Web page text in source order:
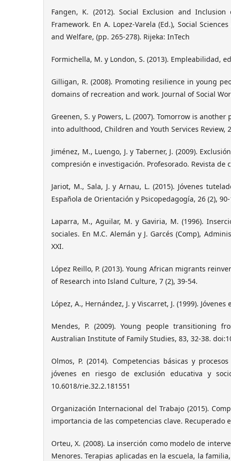
Fangen, K. (2012). Social Exclusion and
Framework. En A. Lopez-Varela (Ed.), Social
and Welfare, (pp. 265-278). Rijeka: InTech
Formichella, M. y London, S. (2013). Empleabilidad,
Gilligan, R. (2008). Promoting resilience in young
domains of recreation and work. Journal of Social
Greenen, S. y Powers, L. (2007). Tomorrow is
into adulthood, Children and Youth Services Review,
Jiménez, M., Luengo, J. y Taberner, J. (2009).
compresión e investigación. Profesorado. Revista
Jariot, M., Sala, J. y Arnau, L. (2015). Jóvenes
Española de Orientación y Psicopedagogía, 26 (2), 90-
Laparra, M., Aguilar, M. y Gaviria, M. (1996).
sociales. En M.C. Alemán y J. Garcés (Comp),
XXI.
López Reillo, P. (2013). Young African migrants
of Research into Island Culture, 7 (2), 39-54.
López, A., Hernández, J. y Viscarret, J. (1999).
Mendes, P. (2009). Young people transitioning
Australian Institute of Family Studies, 83, 32-38.
Olmos, P. (2014). Competencias básicas y
jóvenes en riesgo de exclusión educativa y
10.6018/rie.32.2.181551
Organización Internacional del Trabajo (2015).
importancia de las competencias clave. Recuperado
Orteu, X. (2008). La inserción como modelo de
Menores. Terapias aplicadas en la escuela, la